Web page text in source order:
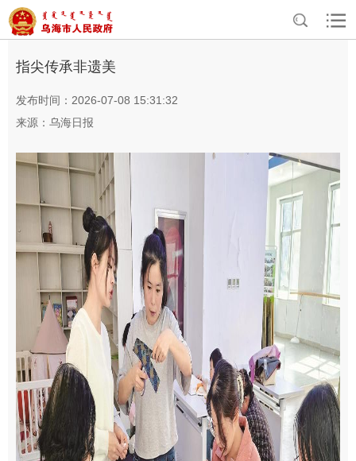
首页>资讯中心 > 乌海要闻
指尖传承非遗美
发布时间：2026-07-08 15:31:32
来源：乌海日报